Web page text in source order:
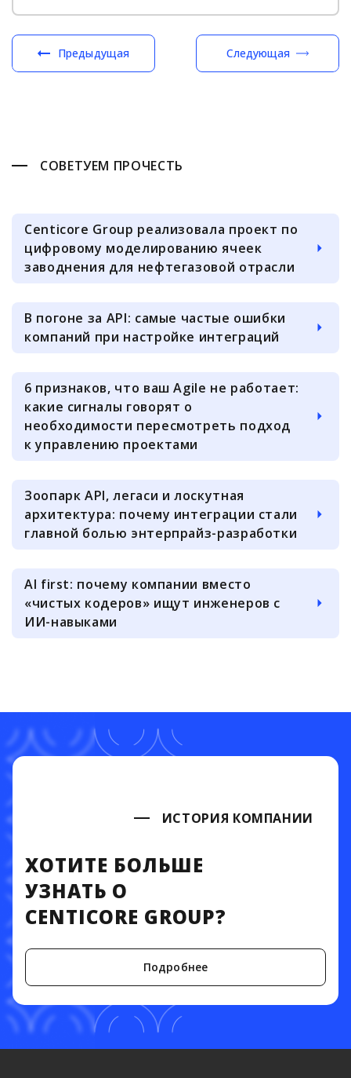
Предыдущая Следующая
СОВЕТУЕМ ПРОЧЕСТЬ
Centicore Group реализовала проект по
цифровому моделированию ячеек
заводнения для нефтегазовой отрасли
В погоне за API: самые частые ошибки
компаний при настройке интеграций
6 признаков, что ваш Agile не работает:
какие сигналы говорят о
необходимости пересмотреть подход
к управлению проектами
Зоопарк API, легаси и лоскутная
архитектура: почему интеграции стали
главной болью энтерпрайз-разработки
AI first: почему компании вместо
«чистых кодеров» ищут инженеров с
ИИ-навыками
ИСТОРИЯ КОМПАНИИ
ХОТИТЕ БОЛЬШЕ
УЗНАТЬ О
CENTICORE GROUP?
Подробнее